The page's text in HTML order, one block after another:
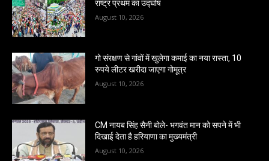
राष्ट्र प्रथम का उद्घोष
August 10, 2026
गो संरक्षण से गांवों में खुलेगा कमाई का नया रास्ता, 10
रुपये लीटर खरीदा जाएगा गोमूत्र
August 10, 2026
CM नायब सिंह सैनी बोले- भगवंत मान को सपने में भी
दिखाई देता है हरियाणा का मुख्यमंत्री
August 10, 2026